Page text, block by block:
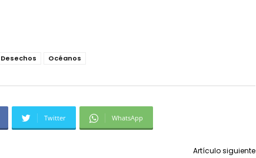
Desechos Océanos
Twitter WhatsApp
Artículo siguiente